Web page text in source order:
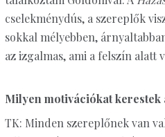
cselekménydús, a szereplők
sokkal mélyebben,
az izgalmas, ami a felszín alatt
Milyen motivációkat kerestek
TK: Minden szereplőnek van